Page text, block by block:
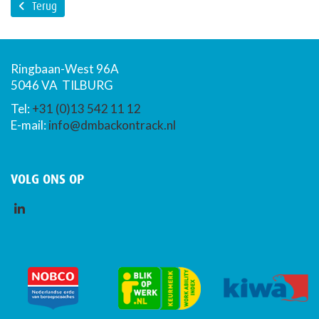
Terug
Ringbaan-West 96A
5046 VA TILBURG
Tel:+31 (0)13 542 11 12
E-mail:info@dmbackontrack.nl
VOLG ONS OP